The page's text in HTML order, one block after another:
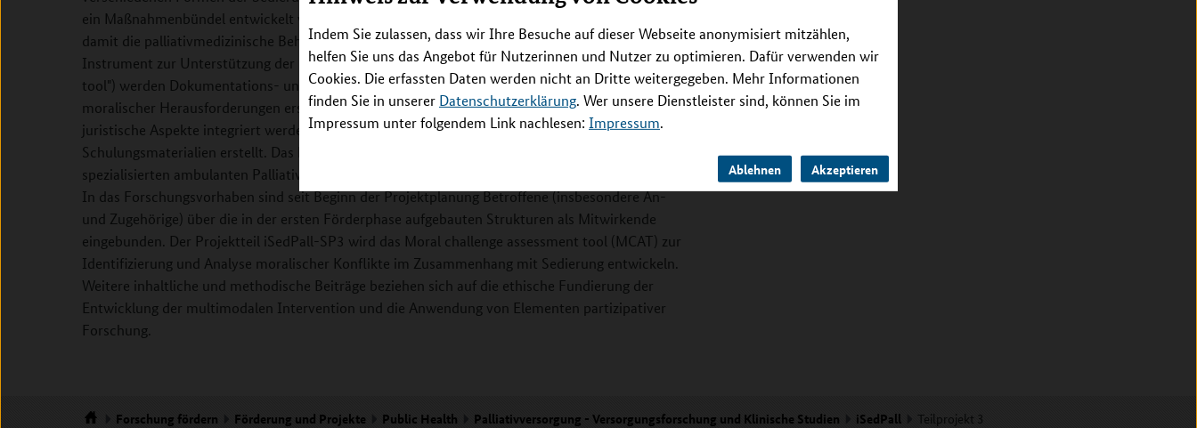
Indem Sie zulassen, dass wir Ihre Besuche auf dieser Webseite anonymisiert mitzählen,
helfen Sie uns das Angebot für Nutzerinnen und Nutzer zu optimieren. Dafür verwenden wir
Cookies. Die erfassten Daten werden nicht an Dritte weitergegeben. Mehr Informationen
finden Sie in unserer Datenschutzerklärung. Wer unsere Dienstleister sind, können Sie im
Impressum unter folgendem Link nachlesen: Impressum.
Ablehnen Akzeptieren
ein Maßnahmenbündel entwickelt werden, das den Einsatz von sedierenden Medikamenten und
damit die palliativmedizinische Behandlung auf Basis der Empfehlungen unterstützt. Neben einem
Instrument zur Unterstützung der klinischen Entscheidungsfindung ("clinical decision support
tool") werden Dokumentations- und Einwilligungsvorlagen sowie ein Instrument zur Analyse
moralischer Herausforderungen erstellt. Dabei sollen sowohl klinische als auch ethische und
juristische Aspekte integriert werden. Für die Erleichterung einer Implementierung werden
Schulungsmaterialien erstellt. Das Maßnahmenbündel wird in je zwei Einrichtungen der
spezialisierten ambulanten Palliativversorgung und der stationären Palliativversorgung pilotiert.
In das Forschungsvorhaben sind seit Beginn der Projektplanung Betroffene (insbesondere An-
und Zugehörige) über die in der ersten Förderphase aufgebauten Strukturen als Mitwirkende
eingebunden. Der Projektteil iSedPall-SP3 wird das Moral challenge assessment tool (MCAT) zur
Identifizierung und Analyse moralischer Konflikte im Zusammenhang mit Sedierung entwickeln.
Weitere inhaltliche und methodische Beiträge beziehen sich auf die ethische Fundierung der
Entwicklung der multimodalen Intervention und die Anwendung von Elementen partizipativer
Forschung.
Forschung fördern Förderung und Projekte Public Health Palliativversorgung - Versorgungsforschung und Klinische Studien iSedPall Teilprojekt 3